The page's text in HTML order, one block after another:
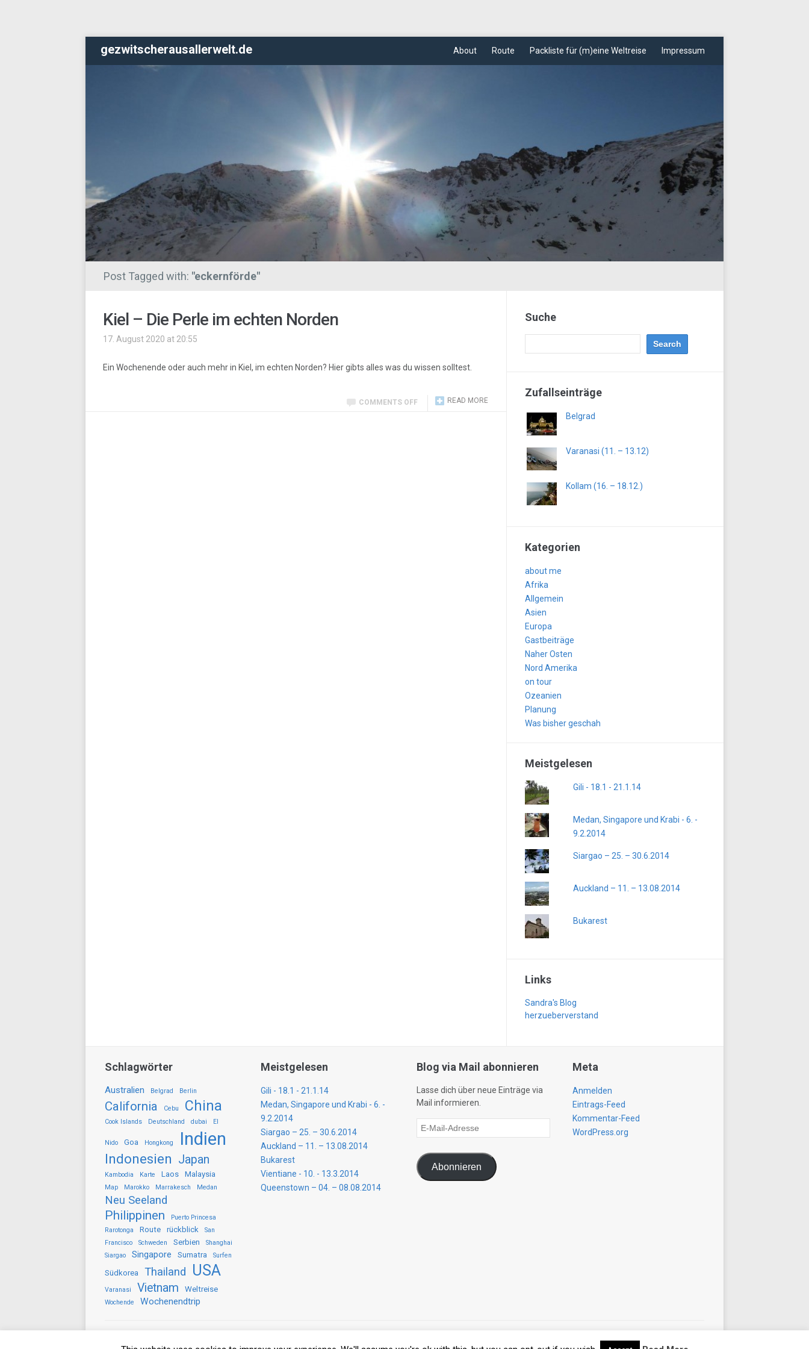
gezwitscherausallerwelt.de About Route Packliste für (m)eine Weltreise Impressum
Post Tagged with: "eckernförde"
Kiel – Die Perle im echten Norden
17. August 2020 at 20:55
Ein Wochenende oder auch mehr in Kiel, im echten Norden? Hier gibts alles was du wissen solltest.
READ MORE
COMMENTS OFF
Suche
Zufallseinträge
Belgrad
Varanasi (11. – 13.12)
Kollam (16. – 18.12.)
Kategorien
about me
Afrika
Allgemein
Asien
Europa
Gastbeiträge
Naher Osten
Nord Amerika
on tour
Ozeanien
Planung
Was bisher geschah
Meistgelesen
Gili - 18.1 - 21.1.14
Medan, Singapore und Krabi - 6. -
9.2.2014
Siargao – 25. – 30.6.2014
Auckland – 11. – 13.08.2014
Bukarest
Links
Sandra's Blog
herzueberverstand
Schlagwörter
Australien Belgrad Berlin
California Cebu China
Cook Islands Deutschland dubai El
Nido Goa Hongkong Indien
Indonesien Japan
Kambodia Karte Laos Malaysia
Map Marokko Marrakesch Medan
Neu Seeland
Philippinen
Puerto Princesa
Rarotonga
Route rückblick
San
Francisco
Schweden Serbien
Shanghai
Siargao
Singapore Sumatra Surfen
Südkorea Thailand USA
Varanasi Vietnam Weltreise
Wochende Wochenendtrip
Meistgelesen
Gili - 18.1 - 21.1.14
Medan, Singapore und Krabi - 6. -
9.2.2014
Siargao – 25. – 30.6.2014
Auckland – 11. – 13.08.2014
Bukarest
Vientiane - 10. - 13.3.2014
Queenstown – 04. – 08.08.2014
Blog via Mail abonnieren
Lasse dich über neue Einträge via
Mail informieren.
E-
Mail-
Abonnieren
Meta
Anmelden
Eintrags-Feed
Kommentar-Feed
WordPress.org